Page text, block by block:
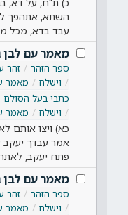
השתא, אתהפך
עבד בדא, מכל
מאמר עם לבן
ספר הזהר זהר
וישלח
מאמר
כתבי בעל הסולם
וישלח
מאמר
כא) ויצו אותם
אמר עבדך יעקב
פתח יעקב,
מאמר עם לבן
ספר הזהר זהר
וישלח
מאמר